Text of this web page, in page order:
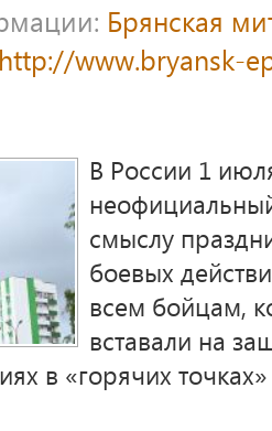
Брянская
http://www.bryansk-
В России 1
смыслу
боевых
всем бойцам,
вставали на
в «горячих